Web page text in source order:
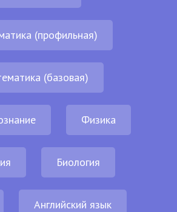
(профильная)
(базовая)
Физика
Биология
Английский язык